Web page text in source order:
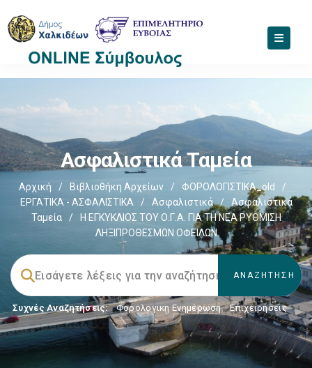
Ασφαλιστικά Ταμεία
Αρχική / Βιβλιοθήκη Αρχείων / ΦΟΡΟΛΟΓΙΣΤΙΚΑ_old
/
ΕΡΓΑΤΙΚΑ - ΑΣΦΑΛΙΣΤΙΚΑ
/ Ασφαλιστικά /
Ασφαλιστικά
Ταμεία
/
Η ΕΓΚΥΚΛΙΟΣ ΤΟΥ Ο.Γ.Α. ΓΙΑ ΤΗ ΝΕΑ ΡΥΘΜΙΣΗ
ΛΗΞΙΠΡΟΘΕΣΜΩΝ ΟΦΕΙΛΩΝ
Συχνές Αναζητήσεις: Φορολογικη Ενημέρωση, Επιχειρήσεις